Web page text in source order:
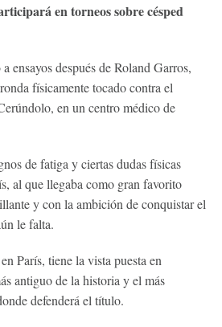
en torneos sobre césped
ensayos después de Roland Garros,
físicamente tocado contra el
en un centro médico de
de fatiga y ciertas dudas físicas
al que llegaba como gran favorito
y con la ambición de conquistar el
le falta.
París, tiene la vista puesta en
antiguo de la historia y el más
defenderá el título.